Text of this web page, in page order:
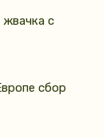
жвачка с
сбор